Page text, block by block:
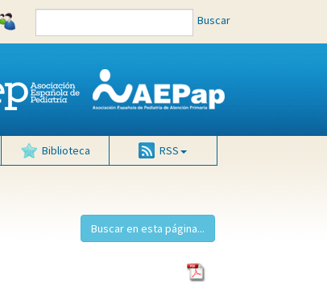
Buscar
Biblioteca RSS